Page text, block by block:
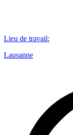
Lieu de travail:
Lausanne